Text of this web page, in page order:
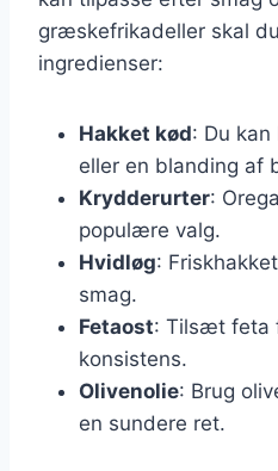
græskefrikadeller skal
ingredienser:
Hakket kød: Du
eller en blanding af
Krydderurter:
populære valg.
Hvidløg:
smag.
Fetaost: Tilsæt feta
konsistens.
Olivenolie: Brug
en sundere ret.